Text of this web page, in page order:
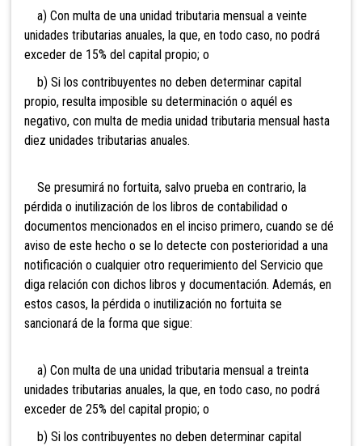
a) Con multa de una unidad tributaria mensual a veinte
unidades tributarias anuales, la que, en todo caso, no podrá
exceder de 15% del capital propio; o
b) Si los contribuyentes no deben determinar capital
propio, resulta imposible su determinación o aquél es
negativo, con multa de media unidad tributaria mensual hasta
diez unidades tributarias anuales.
Se presumirá no fortuita, salvo prueba en contrario, la
pérdida o inutilización de los libros de contabilidad o
documentos mencionados en el inciso primero, cuando se dé
aviso de este hecho o se lo detecte con posterioridad a una
notificación o cualquier otro requerimiento del Servicio que
diga relación con dichos libros y documentación. Además, en
estos casos, la pérdida o inutilización no fortuita se
sancionará de la forma que sigue:
a) Con multa de una unidad tributaria mensual a treinta
unidades tributarias anuales, la que, en todo caso, no podrá
exceder de 25% del capital propio; o
b) Si los contribuyentes no deben determinar capital